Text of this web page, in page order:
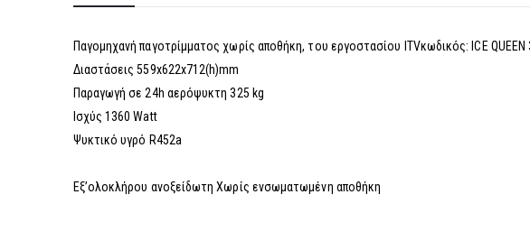
Παγομηχανή παγοτρίμματος χωρίς αποθήκη, του εργοστασίου ITVκωδικός: ICE QUEEN
Διαστάσεις 559x622x712(h)mm
Παραγωγή σε 24h αερόψυκτη 325 kg
Ισχύς 1360 Watt
Ψυκτικό υγρό R452a
Εξ’ολοκλήρου ανοξείδωτη Χωρίς ενσωματωμένη αποθήκη